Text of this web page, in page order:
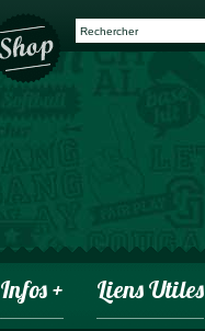
Infos + Liens Utiles